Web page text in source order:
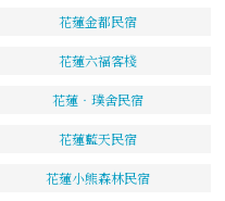
花蓮金都民宿
花蓮六福客棧
花蓮‧璞舍民宿
花蓮藍天民宿
花蓮小熊森林民宿